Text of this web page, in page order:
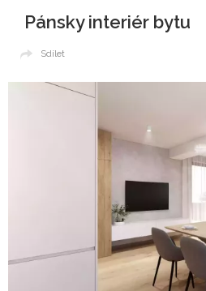
Pánsky interiér bytu
Sdílet